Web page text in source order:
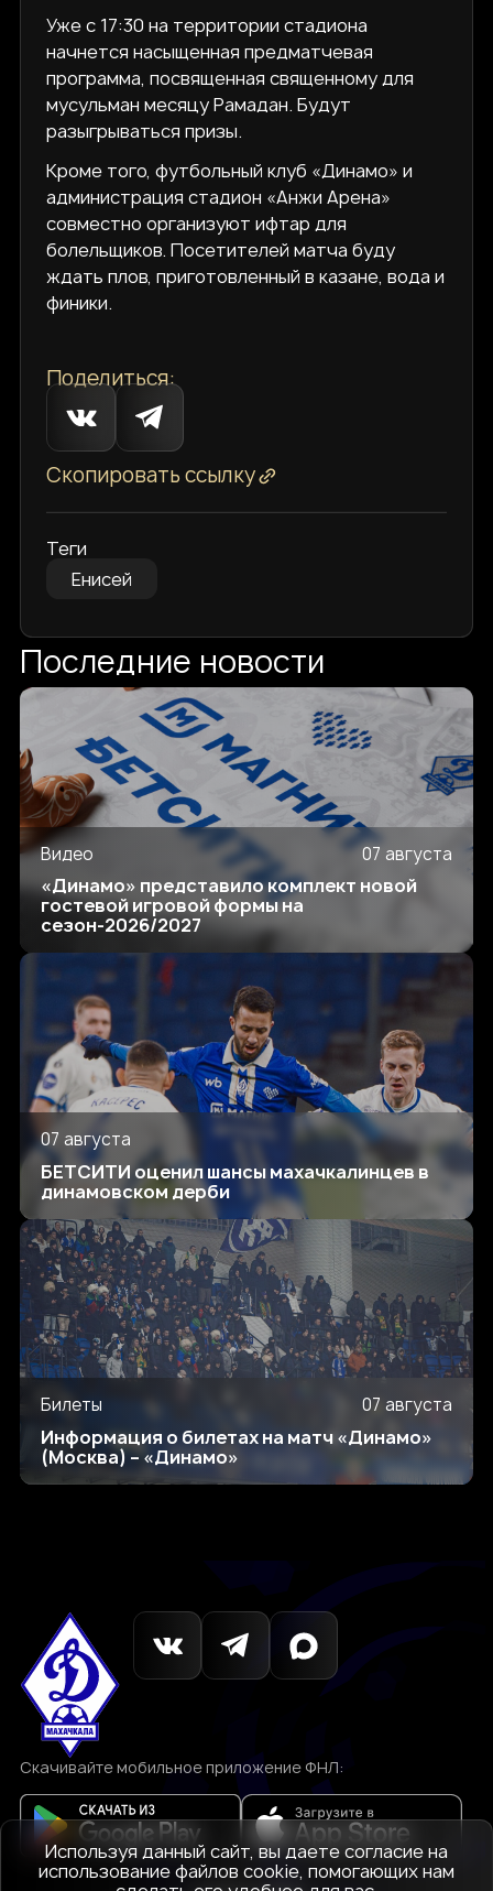
Уже с 17:30 на территории стадиона
начнется насыщенная предматчевая
программа, посвященная священному для
мусульман месяцу Рамадан. Будут
разыгрываться призы.
Кроме того, футбольный клуб «Динамо» и
администрация стадион «Анжи Арена»
совместно организуют ифтар для
болельщиков. Посетителей матча буду
ждать плов, приготовленный в казане, вода и
финики.
Поделиться:
Скопировать ссылку
Теги
Енисей
Последние новости
Видео 07 августа
«Динамо» представило комплект новой
гостевой игровой формы на
сезон-2026/2027
07 августа
БЕТСИТИ оценил шансы махачкалинцев в
динамовском дерби
Билеты 07 августа
Информация о билетах на матч «Динамо»
(Москва) – «Динамо»
Скачивайте мобильное приложение ФНЛ:
Используя данный сайт, вы даете согласие на
использование файлов cookie, помогающих нам